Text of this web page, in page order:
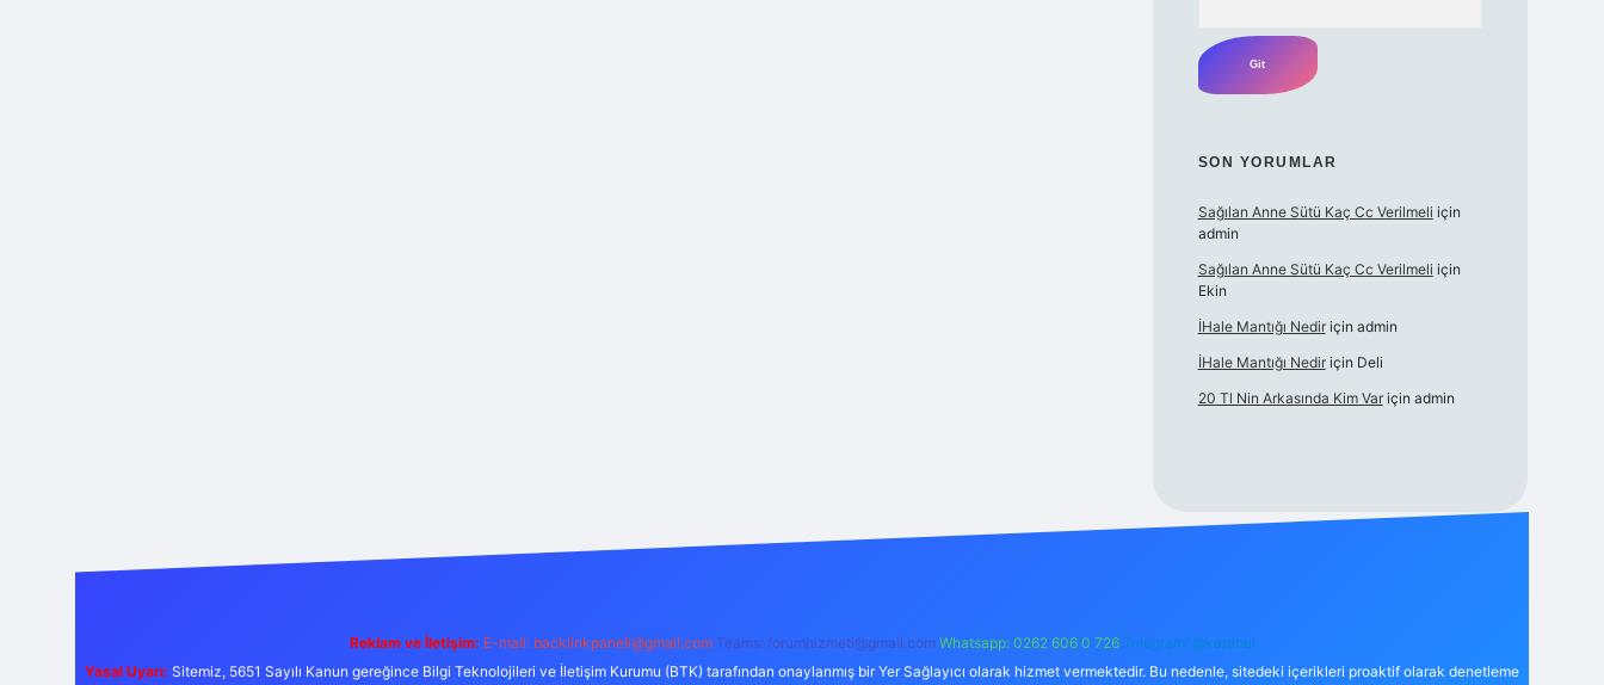
SON YORUMLAR
Sağılan Anne Sütü Kaç Cc Verilmeli için
admin
Sağılan Anne Sütü Kaç Cc Verilmeli için
Ekin
İHale Mantığı Nediriçin admin
İHale Mantığı Nediriçin Deli
20 Tl Nin Arkasında Kim Variçin admin
Reklam ve İletişim: E-mail: backlinkpaneli@gmail.com Teams: forumhizmeti@gmail.com Whatsapp: 0262 606 0 726 Telegram: @karabul
Yasal Uyarı: Sitemiz, 5651 Sayılı Kanun gereğince Bilgi Teknolojileri ve İletişim Kurumu (BTK) tarafından onaylanmış bir Yer Sağlayıcı olarak hizmet vermektedir. Bu nedenle, sitedeki içerikleri proaktif olarak denetleme